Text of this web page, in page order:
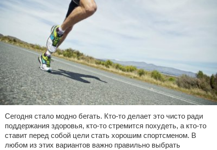
Сегодня стало модно бегать. Кто-то делает это чисто ради
поддержания здоровья, кто-то стремится похудеть, а кто-то
ставит перед собой цели стать хорошим спортсменом. В
любом из этих вариантов важно правильно выбрать